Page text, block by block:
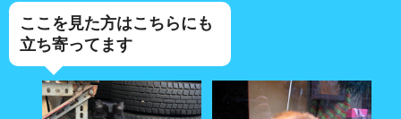
ここを見た方はこちらにも
立ち寄ってます